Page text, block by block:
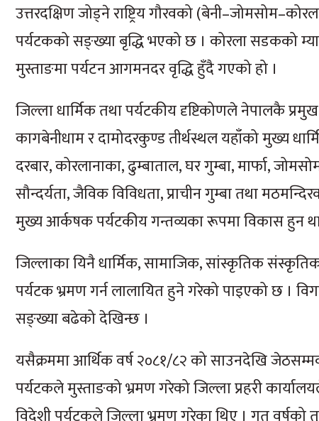
उत्तरदक्षिण जोड्ने राष्ट्रिय गौरवको
पर्यटकको सङ्ख्या बृद्धि भएको छ । कोरला सडकको
मुस्ताङमा पर्यटन आगमनदर वृद्धि हुँदै गएको हो ।
जिल्ला धार्मिक तथा पर्यटकीय दृष्टिकोणले नेपालकै
कागबेनीधाम र दामोदरकुण्ड तीर्थस्थल यहाँको मुख्य
दरबार, कोरलानाका, ढुम्बाताल, घर गुम्बा, मार्फा,
सौन्दर्यता, जैविक विविधता, प्राचीन गुम्बा तथा
मुख्य आर्कषक पर्यटकीय गन्तव्यका रूपमा विकास हुन
जिल्लाका यिनै धार्मिक, सामाजिक, सांस्कृतिक
पर्यटक भ्रमण गर्न लालायित हुने गरेको पाइएको छ ।
सङ्ख्या बढेको देखिन्छ ।
यसैक्रममा आर्थिक वर्ष २०८१/८२ को साउनदेखि
पर्यटकले मुस्ताङको भ्रमण गरेको जिल्ला प्रहरी